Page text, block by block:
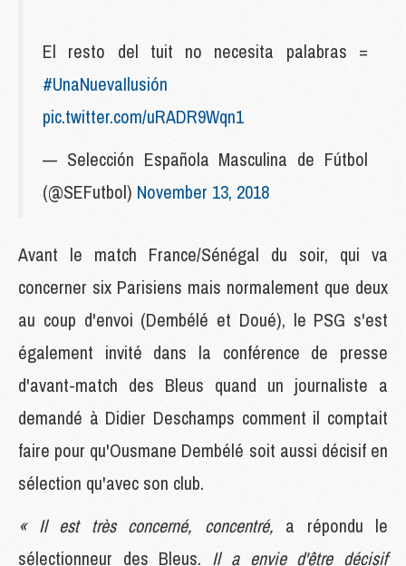
El resto del tuit no necesita palabras =
#UnaNuevaIlusión
pic.twitter.com/uRADR9Wqn1
— Selección Española Masculina de Fútbol
(@SEFutbol) November 13, 2018
Avant le match France/Sénégal du soir, qui va
concerner six Parisiens mais normalement que deux
au coup d'envoi (Dembélé et Doué), le PSG s'est
également invité dans la conférence de presse
d'avant-match des Bleus quand un journaliste a
demandé à Didier Deschamps comment il comptait
faire pour qu'Ousmane Dembélé soit aussi décisif en
sélection qu'avec son club.
« Il est très concerné, concentré, a répondu le
sélectionneur des Bleus. Il a envie d'être décisif